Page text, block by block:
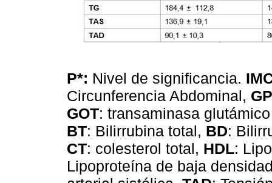
P*: Nivel de significancia.
Circunferencia Abdominal,
GOT: transaminasa
BT: Bilirrubina total, BD:
CT: colesterol total, HDL:
Lipoproteína de baja